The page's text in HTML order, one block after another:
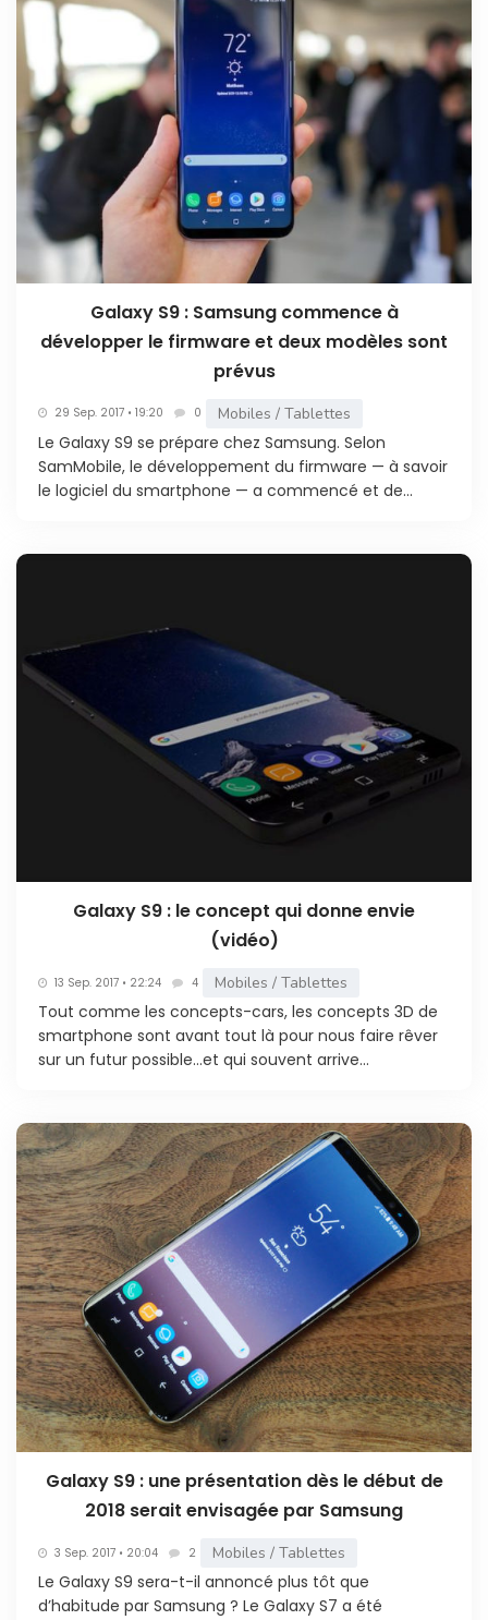
Galaxy S9 : Samsung commence à
développer le firmware et deux modèles sont
prévus
29 Sep. 2017 • 19:20 0 Mobiles / Tablettes
Le Galaxy S9 se prépare chez Samsung. Selon
SamMobile, le développement du firmware — à savoir
le logiciel du smartphone — a commencé et de...
Galaxy S9 : le concept qui donne envie
(vidéo)
13 Sep. 2017 • 22:24 4 Mobiles / Tablettes
Tout comme les concepts-cars, les concepts 3D de
smartphone sont avant tout là pour nous faire rêver
sur un futur possible…et qui souvent arrive...
Galaxy S9 : une présentation dès le début de
2018 serait envisagée par Samsung
3 Sep. 2017 • 20:04 2 Mobiles / Tablettes
Le Galaxy S9 sera-t-il annoncé plus tôt que
d’habitude par Samsung ? Le Galaxy S7 a été